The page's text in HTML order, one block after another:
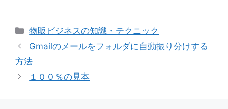
カ
テ
リ
ー
物販ビジネスの知識・テクニック
Gmailのメールをフォルダに自動振り分けする
方法
１００％の見本